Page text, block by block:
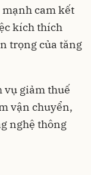
cam kết
kích thích
trọng của tăng
vụ giảm thuế
vận chuyển,
nghệ thông